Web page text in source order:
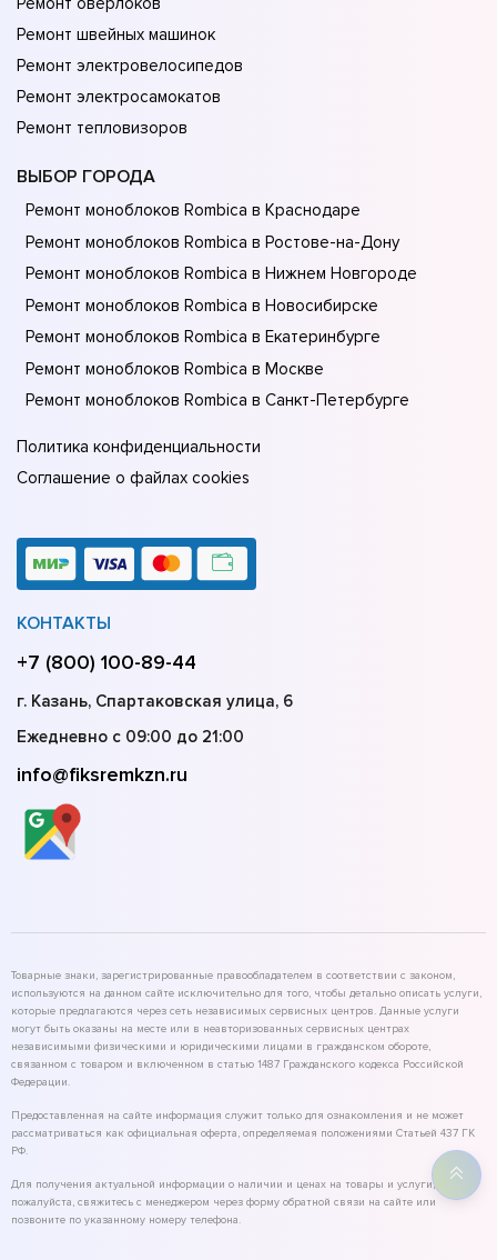
Ремонт швейных машинок
Ремонт электровелосипедов
Ремонт электросамокатов
Ремонт тепловизоров
ВЫБОР ГОРОДА
Ремонт моноблоков Rombica в Краснодаре
Ремонт моноблоков Rombica в Ростове-на-Донy
Ремонт моноблоков Rombica в Нижнем Новгороде
Ремонт моноблоков Rombica в Новосибирске
Ремонт моноблоков Rombica в Екатеринбурге
Ремонт моноблоков Rombica в Москве
Ремонт моноблоков Rombica в Санкт-Петербурге
Политика конфиденциальности
Соглашение о файлах cookies
КОНТАКТЫ
+7 (800) 100-89-44
г. Казань, Спартаковская улица, 6
Ежедневно с 09:00 до 21:00
info@fiksremkzn.ru
Товарные знаки, зарегистрированные правообладателем в соответствии с законом,
используются на данном сайте исключительно для того, чтобы детально описать услуги,
которые предлагаются через сеть независимых сервисных центров. Данные услуги
могут быть оказаны на месте или в неавторизованных сервисных центрах
независимыми физическими и юридическими лицами в гражданском обороте,
связанном с товаром и включенном в статью 1487 Гражданского кодекса Российской
Федерации.
Предоставленная на сайте информация служит только для ознакомления и не может
рассматриваться как официальная оферта, определяемая положениями Статьей 437 ГК
РФ.
Для получения актуальной информации о наличии и ценах на товары и услуги,
пожалуйста, свяжитесь с менеджером через форму обратной связи на сайте или
позвоните по указанному номеру телефона.